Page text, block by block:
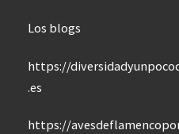
Los blogs
https://
.es
https://